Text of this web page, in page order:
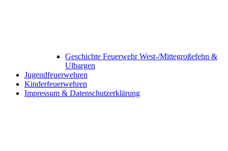
Geschichte Feuerwehr West-/Mittegroßefehn &
Ulbargen
Jugendfeuerwehren
Kinderfeuerwehren
Impressum & Datenschutzerklärung